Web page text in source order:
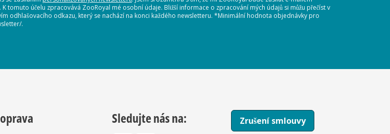
tomuto účelu zpracovává ZooRoyal mé osobní údaje. Bližší informace o zpracování mých údajů si můžu přečíst v
odhlašovacího odkazu, který se nachází na konci každého newsletteru. *Minimální hodnota objednávky pro
.
Sledujte nás na: Zrušení smlouvy